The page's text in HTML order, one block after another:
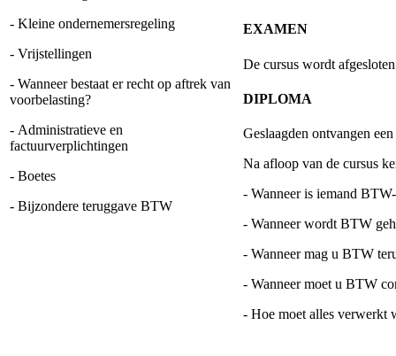
- Kleine ondernemersregeling
- Vrijstellingen
- Wanneer bestaat er recht op aftrek van
voorbelasting?
- Administratieve en
factuurverplichtingen
- Boetes
- Bijzondere teruggave BTW
EXAMEN
De cursus wordt
DIPLOMA
Geslaagden ontvangen
Na afloop van de cursus
- Wanneer is iemand
- Wanneer wordt BTW
- Wanneer mag u BTW
- Wanneer moet u BTW
- Hoe moet alles verwerkt